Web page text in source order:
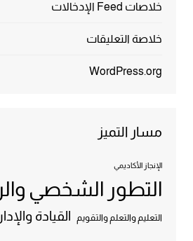
خلاصات Feed الإدخالات
خلاصة التعليقات
WordPress.org
مسار التميز
الإنجاز الأكاديمي
التطور الشخصي
التعليم والتعلم والتقويم القيادة